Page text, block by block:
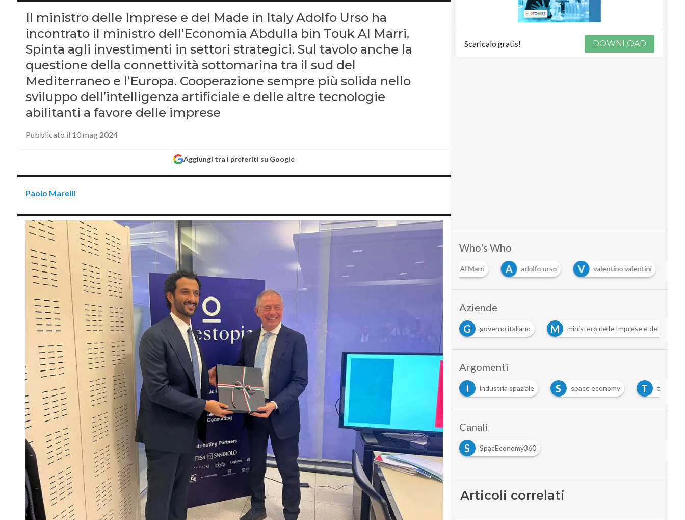
Il ministro delle Imprese e del Made in Italy Adolfo Urso ha
incontrato il ministro dell’Economia Abdulla bin Touk Al Marri.
Spinta agli investimenti in settori strategici. Sul tavolo anche la
questione della connettività sottomarina tra il sud del
Mediterraneo e l’Europa. Cooperazione sempre più solida nello
sviluppo dell’intelligenza artificiale e delle altre tecnologie
abilitanti a favore delle imprese
Pubblicato il 10 mag 2024
Aggiungi tra i preferiti su Google
Paolo Marelli
Scaricalo gratis! DOWNLOAD
Who's Who
Abdulla bin Touk Al Marri A adolfo urso V valentino valentini
Aziende
governo Emirati Arabi Uniti G governo italiano M ministero delle Imprese e del Made
Argomenti
A
aerospazio I industria spaziale S space economy T
Canali
S
SpacEconomy360
Articoli correlati